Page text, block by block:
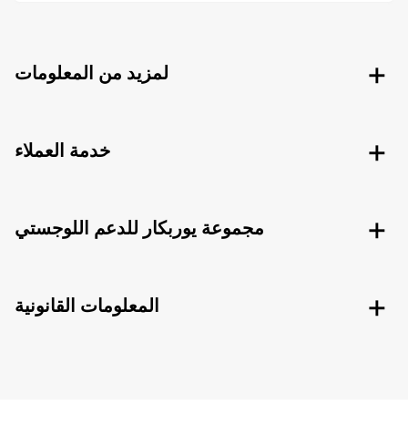
لمزيد من المعلومات
خدمة العملاء
مجموعة يوربكار للدعم اللوجستي
المعلومات القانونية